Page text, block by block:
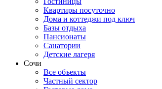
Квартиры посуточно
Дома и коттеджи под ключ
Базы отдыха
Пансионаты
Санатории
Детские лагеря
Сочи
Все объекты
Частный сектор